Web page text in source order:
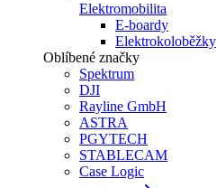
Elektromobilita
E-boardy
Elektrokoloběžky
Oblíbené značky
Spektrum
DJI
Rayline GmbH
ASTRA
PGYTECH
STABLECAM
Case Logic